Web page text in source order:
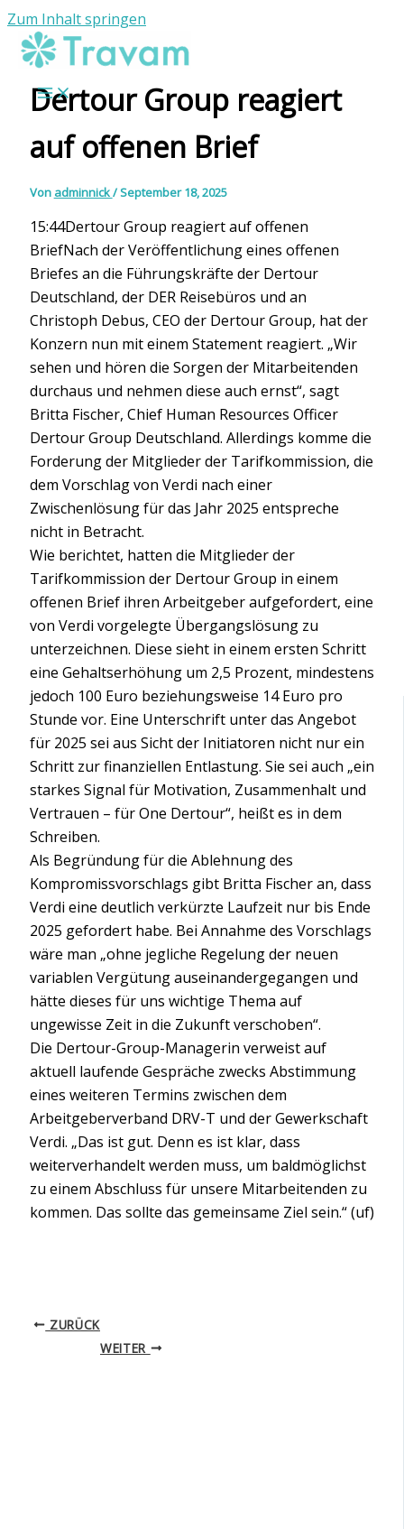
Zum Inhalt springen
Dertour Group reagiert
auf offenen Brief
Von adminnick/September 18, 2025
15:44Dertour Group reagiert auf offenen
BriefNach der Veröffentlichung eines offenen
Briefes an die Führungskräfte der Dertour
Deutschland, der DER Reisebüros und an
Christoph Debus, CEO der Dertour Group, hat der
Konzern nun mit einem Statement reagiert. „Wir
sehen und hören die Sorgen der Mitarbeitenden
durchaus und nehmen diese auch ernst“, sagt
Britta Fischer, Chief Human Resources Officer
Dertour Group Deutschland. Allerdings komme die
Forderung der Mitglieder der Tarifkommission, die
dem Vorschlag von Verdi nach einer
Zwischenlösung für das Jahr 2025 entspreche
nicht in Betracht.
Wie berichtet, hatten die Mitglieder der
Tarifkommission der Dertour Group in einem
offenen Brief ihren Arbeitgeber aufgefordert, eine
von Verdi vorgelegte Übergangslösung zu
unterzeichnen. Diese sieht in einem ersten Schritt
eine Gehaltserhöhung um 2,5 Prozent, mindestens
jedoch 100 Euro beziehungsweise 14 Euro pro
Stunde vor. Eine Unterschrift unter das Angebot
für 2025 sei aus Sicht der Initiatoren nicht nur ein
Schritt zur finanziellen Entlastung. Sie sei auch „ein
starkes Signal für Motivation, Zusammenhalt und
Vertrauen – für One Dertour“, heißt es in dem
Schreiben.
Als Begründung für die Ablehnung des
Kompromissvorschlags gibt Britta Fischer an, dass
Verdi eine deutlich verkürzte Laufzeit nur bis Ende
2025 gefordert habe. Bei Annahme des Vorschlags
wäre man „ohne jegliche Regelung der neuen
variablen Vergütung auseinandergegangen und
hätte dieses für uns wichtige Thema auf
ungewisse Zeit in die Zukunft verschoben“.
Die Dertour-Group-Managerin verweist auf
aktuell laufende Gespräche zwecks Abstimmung
eines weiteren Termins zwischen dem
Arbeitgeberverband DRV-T und der Gewerkschaft
Verdi. „Das ist gut. Denn es ist klar, dass
weiterverhandelt werden muss, um baldmöglichst
zu einem Abschluss für unsere Mitarbeitenden zu
kommen. Das sollte das gemeinsame Ziel sein.“ (uf)
ZURÜCK
WEITER